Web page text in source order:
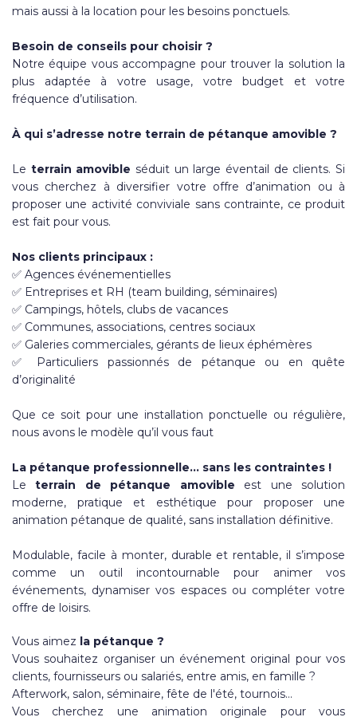
mais aussi à la location pour les besoins ponctuels.
Besoin de conseils pour choisir ?
Notre équipe vous accompagne pour trouver la solution la
plus adaptée à votre usage, votre budget et votre
fréquence d’utilisation.
À qui s’adresse notre terrain de pétanque amovible ?
Le terrain amovible séduit un large éventail de clients. Si
vous cherchez à diversifier votre offre d’animation ou à
proposer une activité conviviale sans contrainte, ce produit
est fait pour vous.
Nos clients principaux :
✅ Agences événementielles
✅ Entreprises et RH (team building, séminaires)
✅ Campings, hôtels, clubs de vacances
✅ Communes, associations, centres sociaux
✅ Galeries commerciales, gérants de lieux éphémères
✅ Particuliers passionnés de pétanque ou en quête
d’originalité
Que ce soit pour une installation ponctuelle ou régulière,
nous avons le modèle qu’il vous faut
La pétanque professionnelle… sans les contraintes !
Leterrain de pétanque amovible est une solution
moderne, pratique et esthétique pour proposer une
animation pétanque de qualité, sans installation définitive.
Modulable, facile à monter, durable et rentable, il s’impose
comme un outil incontournable pour animer vos
événements, dynamiser vos espaces ou compléter votre
offre de loisirs.
Vous aimez la pétanque ?
Vous souhaitez organiser un événement original pour vos
clients, fournisseurs ou salariés, entre amis, en famille ?
Afterwork, salon, séminaire, fête de l'été, tournois...
Vous cherchez une animation originale pour vous